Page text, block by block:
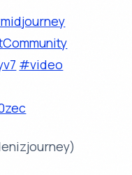
#video